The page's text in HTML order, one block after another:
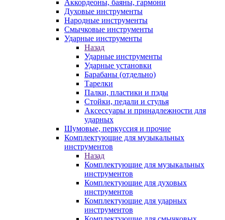
Аккордеоны, баяны, гармони
Духовые инструменты
Народные инструменты
Смычковые инструменты
Ударные инструменты
Назад
Ударные инструменты
Ударные установки
Барабаны (отдельно)
Тарелки
Палки, пластики и пэды
Стойки, педали и стулья
Аксессуары и принадлежности для
ударных
Шумовые, перкуссия и прочие
Комплектующие для музыкальных
инструментов
Назад
Комплектующие для музыкальных
инструментов
Комплектующие для духовых
инструментов
Комплектующие для ударных
инструментов